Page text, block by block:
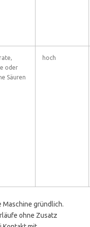
oder
Säuren
hoch
gründlich.
ohne Zusatz